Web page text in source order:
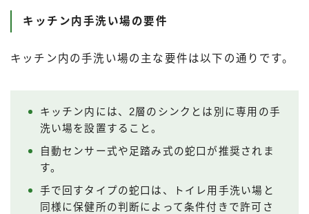
キッチン内手洗い場の要件
キッチン内の手洗い場の主な要件は以下の通りです。
キッチン内には、2層のシンクとは別に専用の手
洗い場を設置すること。
自動センサー式や足踏み式の蛇口が推奨されま
す。
手で回すタイプの蛇口は、トイレ用手洗い場と
同様に保健所の判断によって条件付きで許可さ